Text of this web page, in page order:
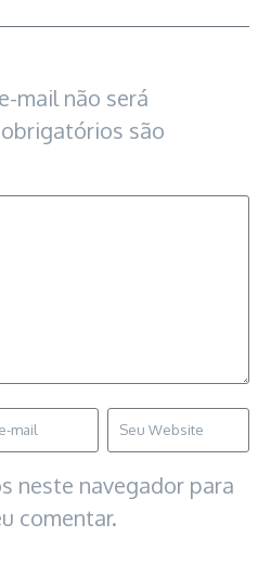
mail não será
são
neste navegador para
comentar.